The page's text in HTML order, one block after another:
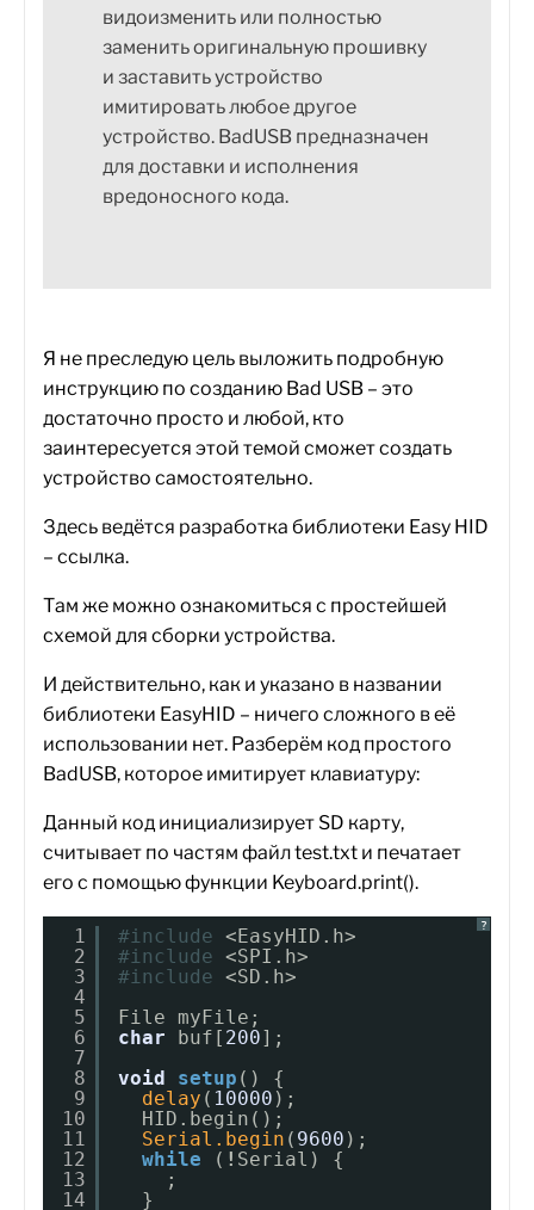
видоизменить или полностью
заменить оригинальную прошивку
и заставить устройство
имитировать любое другое
устройство. BadUSB предназначен
для доставки и исполнения
вредоносного кода.
Я не преследую цель выложить подробную
инструкцию по созданию Bad USB – это
достаточно просто и любой, кто
заинтересуется этой темой сможет создать
устройство самостоятельно.
Здесь ведётся разработка библиотеки Easy HID
– ссылка.
Там же можно ознакомиться с простейшей
схемой для сборки устройства.
И действительно, как и указано в названии
библиотеки EasyHID – ничего сложного в её
использовании нет. Разберём код простого
BadUSB, которое имитирует клавиатуру:
Данный код инициализирует SD карту,
считывает по частям файл test.txt и печатает
его с помощью функции Keyboard.print().
?
1
2
3
4
5
6
7
8
9
10
11
12
13
14
#include <EasyHID.h>
#include <SPI.h>
#include <SD.h>
File myFile;
char
buf[ 200];
void
setup () {
delay ( 10000 );
HID.begin();
Serial.begin ( 9600 );
while
( ! Serial) {
;
}